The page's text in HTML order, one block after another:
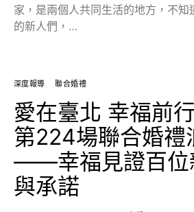
家，是兩個人共同生活的地方，不知
的新人們，…
深度報導 聯合婚禮
愛在臺北 幸福前
第224場聯合婚禮
——幸福見證百位
與承諾